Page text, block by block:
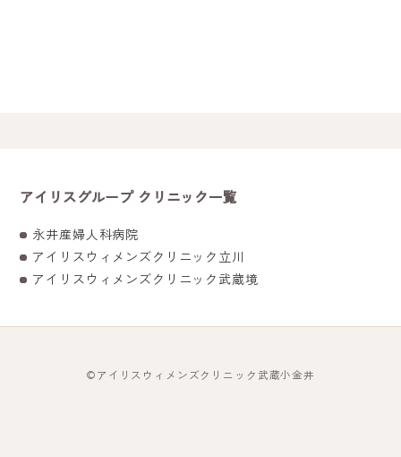
アイリスグループ クリニック一覧
永井産婦人科病院
アイリスウィメンズクリニック立川
アイリスウィメンズクリニック武蔵境
©アイリスウィメンズクリニック武蔵小金井